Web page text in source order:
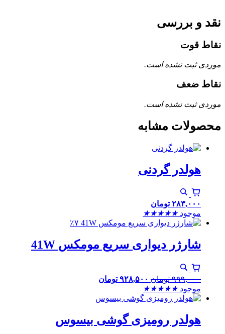
نقد و بررسی
نقاط قوت
موردی ثبت نشده است.
نقاط ضعف
موردی ثبت نشده است.
محصولات مشابه
هولدر گردنی
۲۸۳,۰۰۰ تومان
موجود ★
★
★
★
★
٪۷
شارژر دیواری سریع مومکس 41W
۹۹۹,۰۰۰ تومان ۹۲۸,۵۰۰ تومان
موجود ★
★
★
★
★
هولدر رومیزی گوشی بیسوس